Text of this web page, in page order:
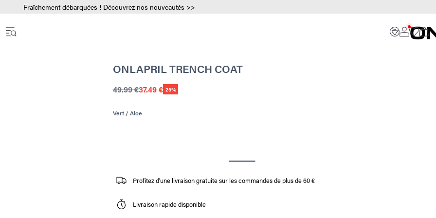
Fraîchement débarquées ! Découvrez nos nouveautés >>
ONLAPRIL TRENCH COAT
49.99 €37.49 € 25%
Vert / Aloe
Profitez d'une livraison gratuite sur les commandes de plus de 60 €
Livraison rapide disponible